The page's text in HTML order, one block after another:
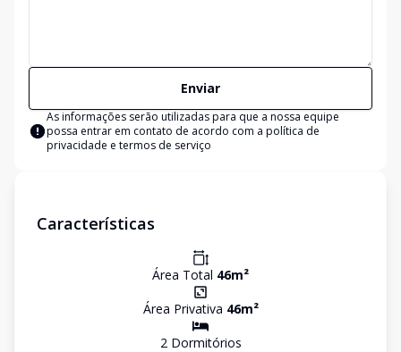
Enviar
As informações serão utilizadas para que a nossa equipe
possa entrar em contato de acordo com a política de
privacidade e termos de serviço
Características
Área Total 46m²
Área Privativa 46m²
2Dormitórios